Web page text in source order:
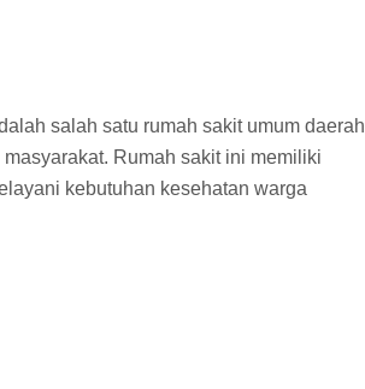
salah satu rumah sakit umum daerah
Rumah sakit ini memiliki
kebutuhan kesehatan warga